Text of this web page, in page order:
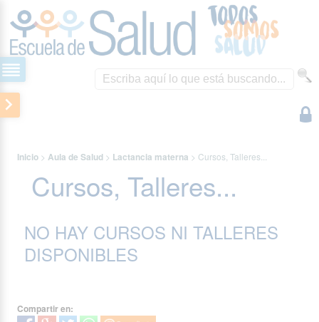
Inicio > Aula de Salud > Lactancia materna > Cursos, Talleres...
Cursos, Talleres...
NO HAY CURSOS NI TALLERES
DISPONIBLES
Compartir en: